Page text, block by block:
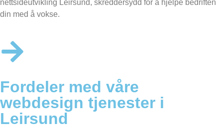
nettsideutvikling Leirsund, skreddersydd for å hjelpe bedriften
din med å vokse.
Fordeler med våre
webdesign tjenester i
Leirsund